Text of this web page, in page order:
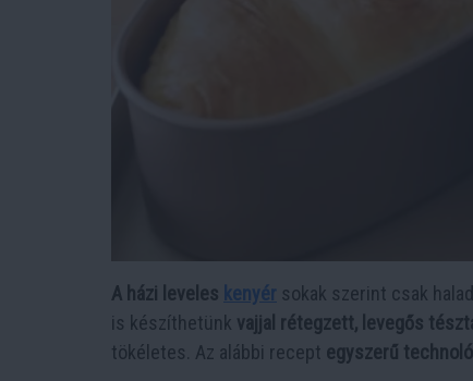
A házi leveles kenyér sokak szerint csak
is készíthetünk vajjal rétegzett, levegős
tökéletes. Az alábbi recept egyszerű